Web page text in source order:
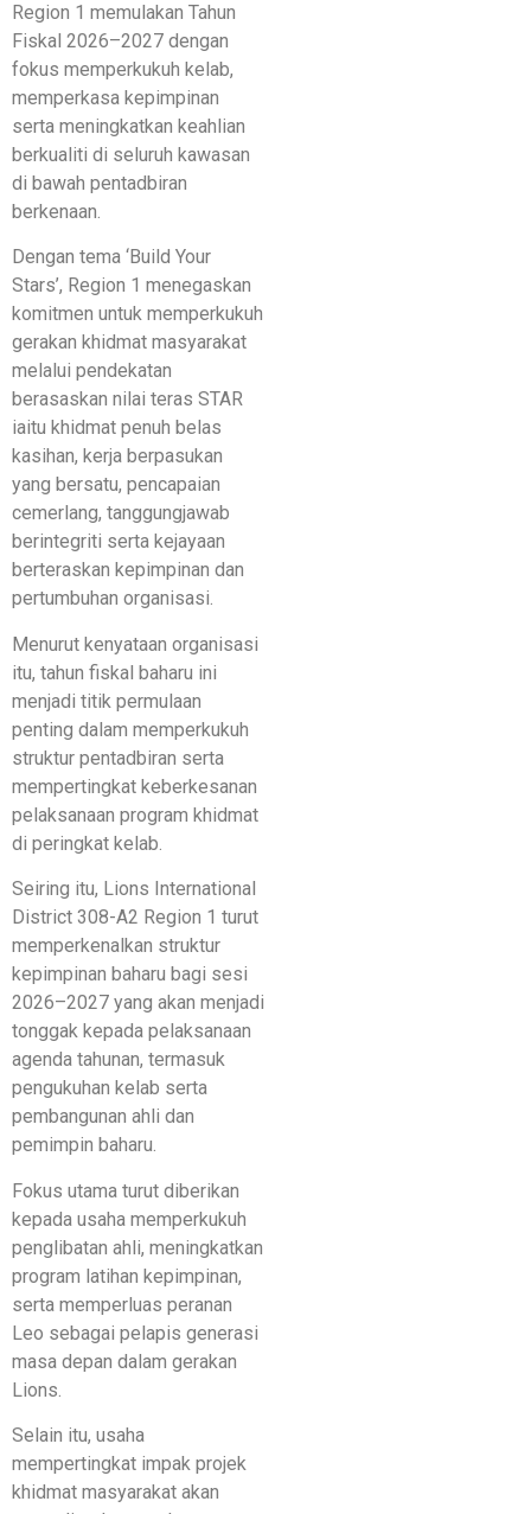
Region 1 memulakan Tahun
Fiskal 2026–2027 dengan
fokus memperkukuh kelab,
memperkasa kepimpinan
serta meningkatkan keahlian
berkualiti di seluruh kawasan
di bawah pentadbiran
berkenaan.
Dengan tema ‘Build Your
Stars’, Region 1 menegaskan
komitmen untuk memperkukuh
gerakan khidmat masyarakat
melalui pendekatan
berasaskan nilai teras STAR
iaitu khidmat penuh belas
kasihan, kerja berpasukan
yang bersatu, pencapaian
cemerlang, tanggungjawab
berintegriti serta kejayaan
berteraskan kepimpinan dan
pertumbuhan organisasi.
Menurut kenyataan organisasi
itu, tahun fiskal baharu ini
menjadi titik permulaan
penting dalam memperkukuh
struktur pentadbiran serta
mempertingkat keberkesanan
pelaksanaan program khidmat
di peringkat kelab.
Seiring itu, Lions International
District 308-A2 Region 1 turut
memperkenalkan struktur
kepimpinan baharu bagi sesi
2026–2027 yang akan menjadi
tonggak kepada pelaksanaan
agenda tahunan, termasuk
pengukuhan kelab serta
pembangunan ahli dan
pemimpin baharu.
Fokus utama turut diberikan
kepada usaha memperkukuh
penglibatan ahli, meningkatkan
program latihan kepimpinan,
serta memperluas peranan
Leo sebagai pelapis generasi
masa depan dalam gerakan
Lions.
Selain itu, usaha
mempertingkat impak projek
khidmat masyarakat akan